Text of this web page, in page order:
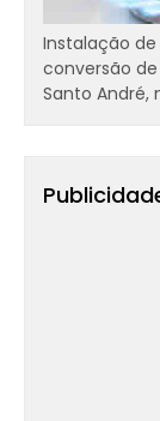
Instalação
conversão de
Santo André,